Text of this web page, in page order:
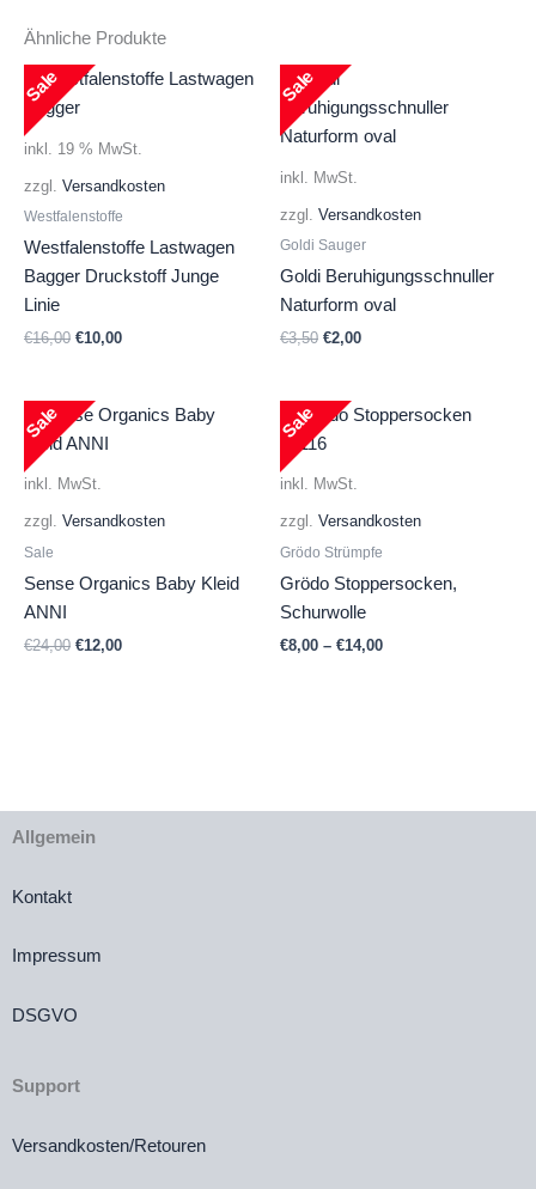
Ähnliche Produkte
inkl. 19 % MwSt.
zzgl. Versandkosten
Westfalenstoffe
Westfalenstoffe Lastwagen
Bagger Druckstoff Junge
Linie
€16,00 Ursprünglicher
€16,00
€10,00Aktueller
Sale
inkl. MwSt.
zzgl. Versandkosten
Goldi Sauger
Goldi Beruhigungsschnuller
Naturform oval
€3,50 Ursprünglicher
€3,50
€2,00Aktueller
Sale
inkl. MwSt.
zzgl. Versandkosten
Sale
Sense Organics Baby Kleid
ANNI
€24,00 Ursprünglicher
€12,00Aktueller
Sale
inkl. MwSt.
zzgl. Versandkosten
Grödo Strümpfe
Grödo Stoppersocken,
Schurwolle
€8,00 – €14,00
Sale
Allgemein
Kontakt
Impressum
DSGVO
Support
Versandkosten/Retouren